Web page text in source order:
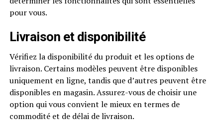
pour vous.
Livraison et disponibilité
Vérifiez la disponibilité du produit et les options de
livraison. Certains modèles peuvent être disponibles
uniquement en ligne, tandis que d’autres peuvent être
disponibles en magasin. Assurez-vous de choisir une
option qui vous convient le mieux en termes de
commodité et de délai de livraison.